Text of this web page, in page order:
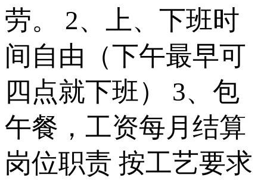
劳。 2、上、下班时
间自由（下午最早可
四点就下班） 3、包
午餐，工资每月结算
岗位职责 按工艺要求